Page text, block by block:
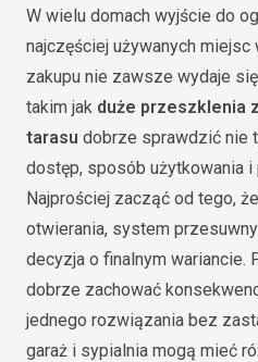
W wielu domach wyjście do
najczęściej używanych miejsc
zakupu nie zawsze wydaje
takim jak duże przeszklenia
tarasu dobrze sprawdzić nie
dostęp, sposób użytkowania
Najprościej zacząć od tego,
otwierania, system
decyzja o finalnym
dobrze zachować
jednego rozwiązania bez
garaż i sypialnia mogą mieć